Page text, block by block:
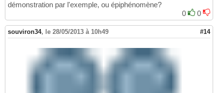
démonstration par l'exemple, ou épiphénomène?
0
0
souviron34, le 28/05/2013 à 10h49 #14